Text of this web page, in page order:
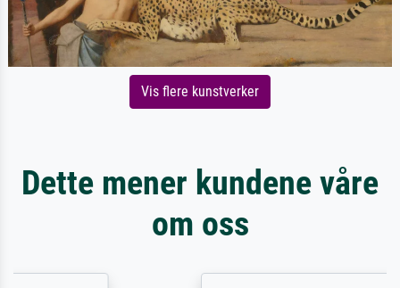
Vis flere kunstverker
Dette mener kundene våre
om oss